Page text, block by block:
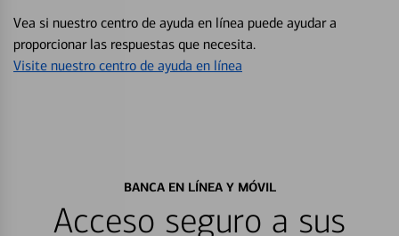
Vea si nuestro centro de ayuda en línea puede ayudar a
proporcionar las respuestas que necesita.
Visite nuestro centro de ayuda en línea
BANCA EN LÍNEA Y MÓVIL
Acceso seguro a sus